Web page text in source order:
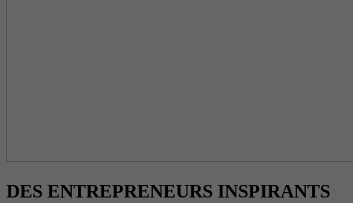
DES ENTREPRENEURS INSPIRANTS